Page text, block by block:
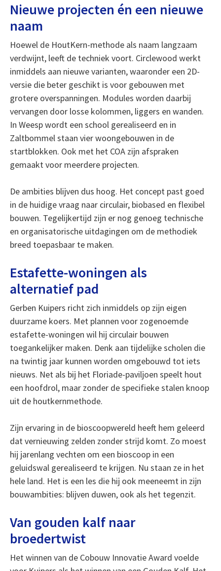
Nieuwe projecten én een nieuwe
naam
Hoewel de HoutKern-methode als naam langzaam
verdwijnt, leeft de techniek voort. Circlewood werkt
inmiddels aan nieuwe varianten, waaronder een 2D-
versie die beter geschikt is voor gebouwen met
grotere overspanningen. Modules worden daarbij
vervangen door losse kolommen, liggers en wanden.
In Weesp wordt een school gerealiseerd en in
Zaltbommel staan vier woongebouwen in de
startblokken. Ook met het COA zijn afspraken
gemaakt voor meerdere projecten.
De ambities blijven dus hoog. Het concept past goed
in de huidige vraag naar circulair, biobased en flexibel
bouwen. Tegelijkertijd zijn er nog genoeg technische
en organisatorische uitdagingen om de methodiek
breed toepasbaar te maken.
Estafette-woningen als
alternatief pad
Gerben Kuipers richt zich inmiddels op zijn eigen
duurzame koers. Met plannen voor zogenoemde
estafette-woningen wil hij circulair bouwen
toegankelijker maken. Denk aan tijdelijke scholen die
na twintig jaar kunnen worden omgebouwd tot iets
nieuws. Net als bij het Floriade-paviljoen speelt hout
een hoofdrol, maar zonder de specifieke stalen knoop
uit de houtkernmethode.
Zijn ervaring in de bioscoopwereld heeft hem geleerd
dat vernieuwing zelden zonder strijd komt. Zo moest
hij jarenlang vechten om een bioscoop in een
geluidswal gerealiseerd te krijgen. Nu staan ze in het
hele land. Het is een les die hij ook meeneemt in zijn
bouwambities: blijven duwen, ook als het tegenzit.
Van gouden kalf naar
broedertwist
Het winnen van de Cobouw Innovatie Award voelde